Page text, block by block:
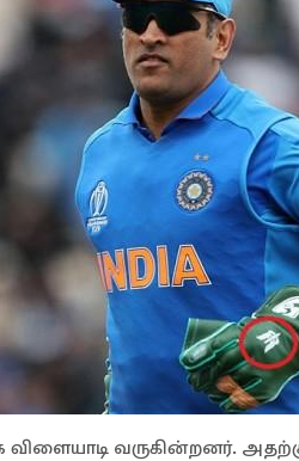
விளையாடி வருகின்றனர்.